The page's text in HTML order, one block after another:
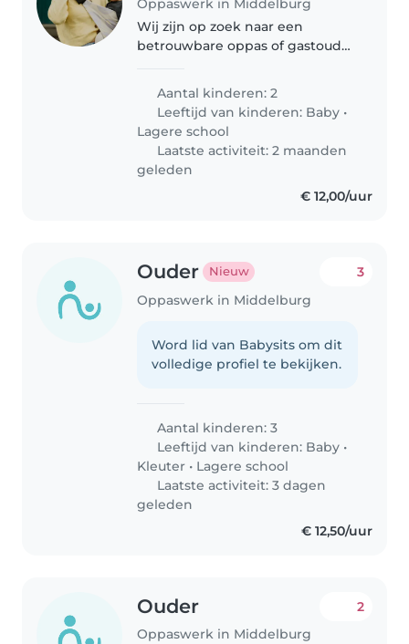
Oppaswerk in Middelburg
Wij zijn op zoek naar een
betrouwbare oppas of gastouder
baby en een basisschoolleerling.
Onze kinderen zijn creatief,
spraakzaam en vriendelijk. We
hopen..
Aantal kinderen: 2
Leeftijd van kinderen: Baby •
Lagere school
Laatste activiteit: 2 maanden
geleden
€ 12,00/uur
Ouder Nieuw
Oppaswerk in Middelburg
3
Word lid van Babysits om dit
volledige profiel te bekijken.
Aantal kinderen: 3
Leeftijd van kinderen: Baby •
Kleuter • Lagere school
Laatste activiteit: 3 dagen
geleden
€ 12,50/uur
Ouder
Oppaswerk in Middelburg
2